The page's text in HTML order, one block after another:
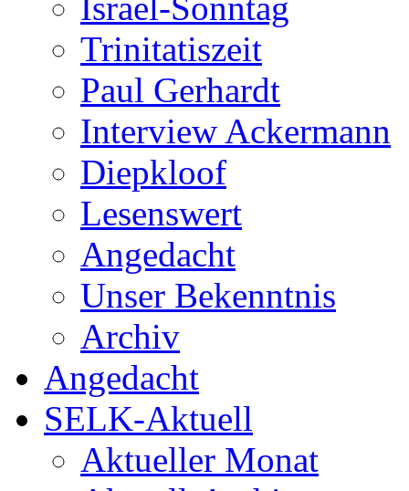
Trinitatiszeit
Paul Gerhardt
Interview Ackermann
Diepkloof
Lesenswert
Angedacht
Unser Bekenntnis
Archiv
Angedacht
SELK-Aktuell
Aktueller Monat